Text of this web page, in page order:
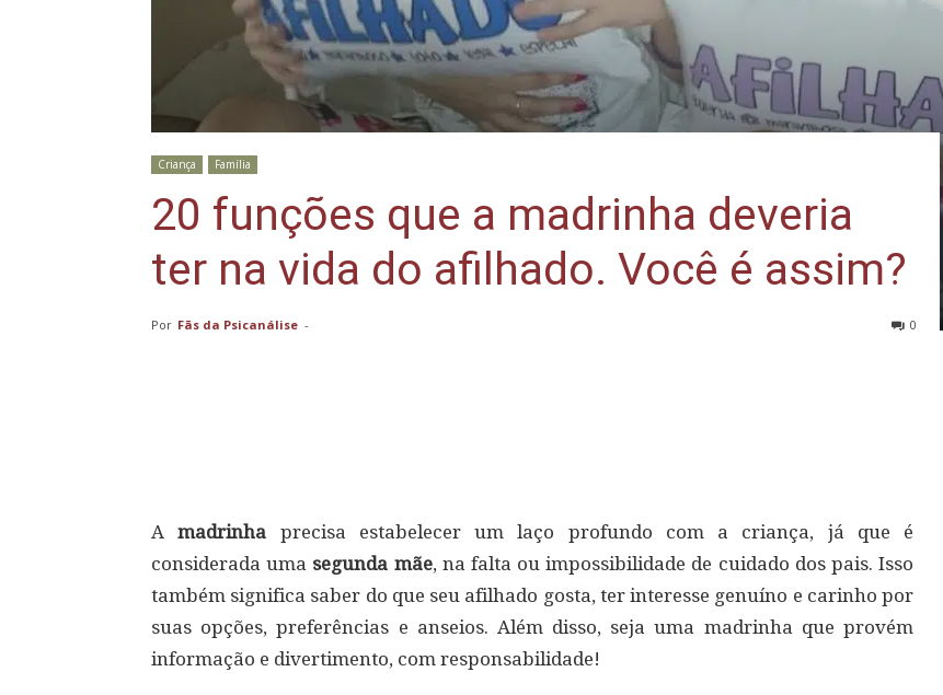
Criança Família
20 funções que a madrinha deveria
ter na vida do afilhado. Você é assim?
Por Fãs da Psicanálise - 0
Amadrinha precisa estabelecer um laço profundo com a criança, já que é
considerada uma segunda mãe, na falta ou impossibilidade de cuidado dos pais. Isso
também significa saber do que seu afilhado gosta, ter interesse genuíno e carinho por
suas opções, preferências e anseios. Além disso, seja uma madrinha que provém
informação e divertimento, com responsabilidade!